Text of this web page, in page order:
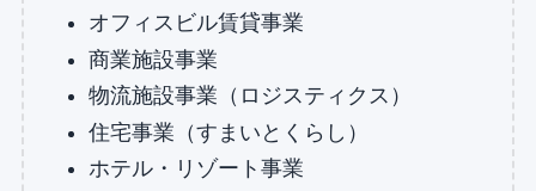
オフィスビル賃貸事業
商業施設事業
物流施設事業（ロジスティクス）
住宅事業（すまいとくらし）
ホテル・リゾート事業